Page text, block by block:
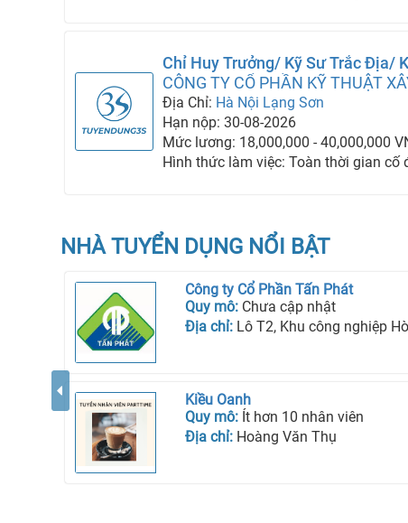
Chỉ Huy Trưởng/ Kỹ Sư Trắc Địa/
CÔNG TY CỔ PHẦN KỸ THUẬT
EVEREST
Địa Chỉ: Hà Nội Lạng Sơn
Hạn nộp: 30-08-2026
Mức lương: 18,000,000 - 40,000,000
Hình thức làm việc: Toàn thời gian cố
NHÀ TUYỂN DỤNG NỔI BẬT
Công ty Cổ Phần Tấn Phát
Quy mô: Chưa cập nhật
Địa chỉ: Lô T2, Khu công nghiệp Hòa Bình,
Kiều Oanh
Quy mô: Ít hơn 10 nhân viên
Địa chỉ: Hoàng Văn Thụ